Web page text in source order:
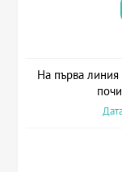
На първа